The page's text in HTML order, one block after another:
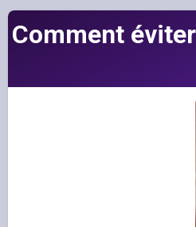
Comment